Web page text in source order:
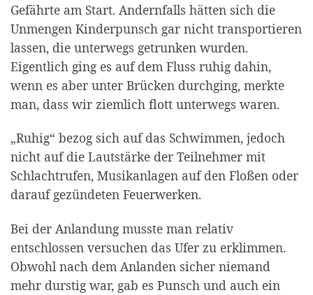
Gefährte am Start. Andernfalls hätten sich die
Unmengen Kinderpunsch gar nicht transportieren
lassen, die unterwegs getrunken wurden.
Eigentlich ging es auf dem Fluss ruhig dahin,
wenn es aber unter Brücken durchging, merkte
man, dass wir ziemlich flott unterwegs waren.
„Ruhig“ bezog sich auf das Schwimmen, jedoch
nicht auf die Lautstärke der Teilnehmer mit
Schlachtrufen, Musikanlagen auf den Floßen oder
darauf gezündeten Feuerwerken.
Bei der Anlandung musste man relativ
entschlossen versuchen das Ufer zu erklimmen.
Obwohl nach dem Anlanden sicher niemand
mehr durstig war, gab es Punsch und auch ein